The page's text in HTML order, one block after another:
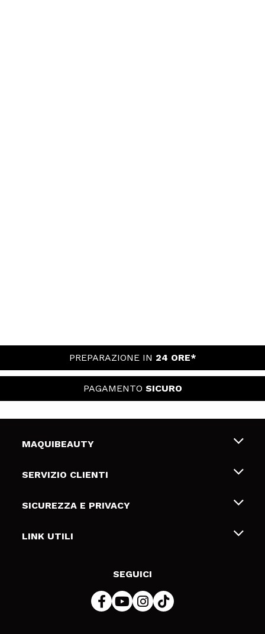
PREPARAZIONE IN 24 ORE*
PAGAMENTO SICURO
MAQUIBEAUTY
Chi siamo
Gift Cards
SERVIZIO CLIENTI
Spedizioni & Resi
Metodi di pagamamento
SICUREZZA E PRIVACY
Termini e condizioni
LINK UTILI
SEGUICI